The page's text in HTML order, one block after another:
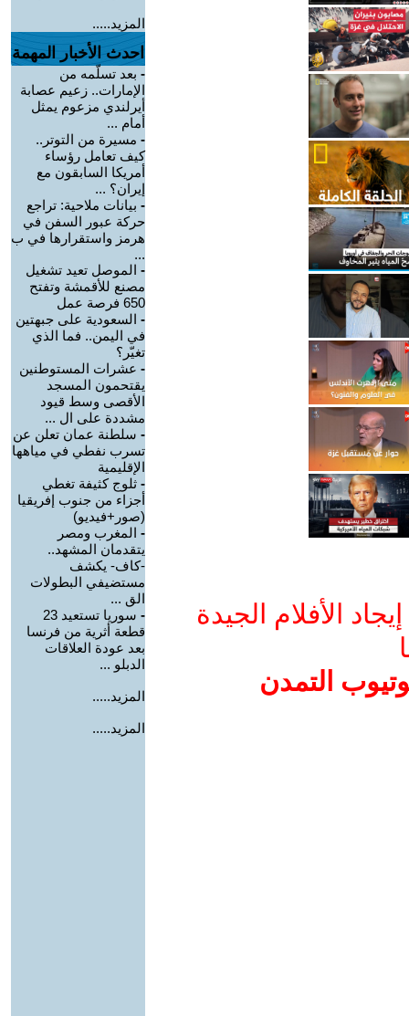
الأفلام الجيدة
التمدن
المزيد.....
احدث الأخبار المهمة
- بعد تسلّمه من
الإمارات.. زعيم عصابة
أيرلندي مزعوم يمثل
أمام ...
- مسيرة من التوتر..
كيف تعامل رؤساء
أمريكا السابقون مع
إيران؟ ...
- بيانات ملاحية: تراجع
حركة عبور السفن في
هرمز واستقرارها في ب
...
- الموصل تعيد تشغيل
مصنع للأقمشة وتفتح
650 فرصة عمل
- السعودية على جبهتين
في اليمن.. فما الذي
تغيّر؟
- عشرات المستوطنين
يقتحمون المسجد
الأقصى وسط قيود
مشددة على ال ...
- سلطنة عمان تعلن عن
تسرب نفطي في مياهها
الإقليمية
- ثلوج كثيفة تغطي
أجزاء من جنوب إفريقيا
(صور+فيديو)
- المغرب ومصر
يتقدمان المشهد..
-كاف- يكشف
مستضيفي البطولات
الق ...
-
سوريا تستعيد 23
قطعة أثرية من فرنسا
بعد عودة العلاقات
الدبلو ...
المزيد.....
المزيد.....